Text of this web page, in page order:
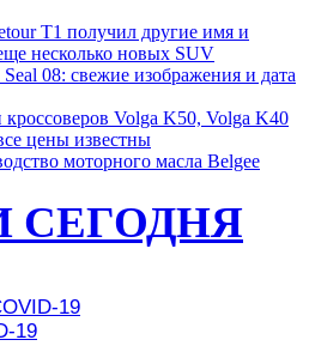
T1 получил другие имя и
несколько новых SUV
08: свежие изображения и дата
Volga K50, Volga K40
цены известны
моторного масла Belgee
СЕГОДНЯ
19
19